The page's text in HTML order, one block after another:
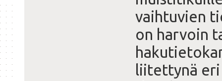
vaihtuvien
on harvoin
liitettynä